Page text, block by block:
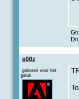
s00z
geboren voor het
geluk